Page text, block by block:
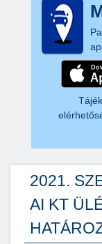
2021.
AI KT